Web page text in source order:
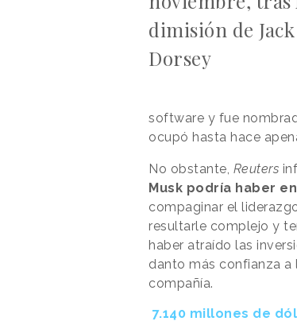
dimisión de Jack
Dorsey
software y fue
ocupó hasta hace
No obstante, Reuters
Musk podría haber
compaginar el
resultarle complejo y
haber atraído las
danto más confianza a
compañía.
7.140 millones de